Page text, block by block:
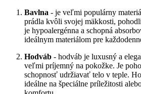
Bavlna - je veľmi populárny
prádla kvôli svojej mäkkosti,
je hypoalergénna a schopná
ideálnym materiálom pre
Hodváb - hodváb je luxusný a
veľmi príjemný na pokožke. Je
schopnosť udržiavať telo v teple.
ideálne na špeciálne príležitosti